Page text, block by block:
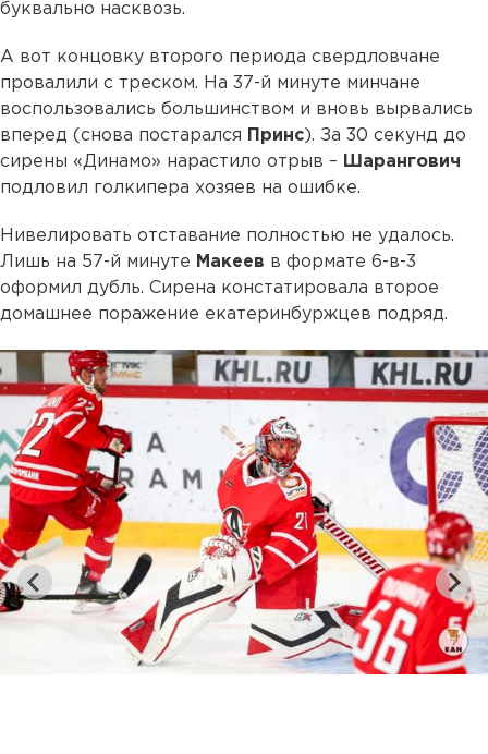
буквально насквозь.
А вот концовку второго периода свердловчане
провалили с треском. На 37-й минуте минчане
воспользовались большинством и вновь вырвались
вперед (снова постарался
Принс ). За 30 секунд до
сирены «Динамо» нарастило отрыв – Шарангович
подловил голкипера хозяев на ошибке.
Нивелировать отставание полностью не удалось.
Лишь на 57-й минуте Макеев в формате 6-в-3
оформил дубль. Сирена констатировала второе
домашнее поражение екатеринбуржцев подряд.